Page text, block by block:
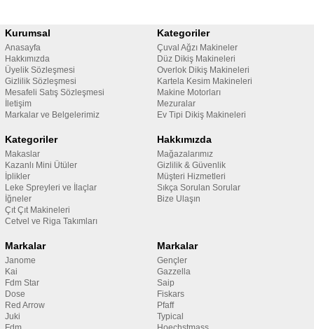
Kurumsal
Anasayfa
Hakkımızda
Üyelik Sözleşmesi
Gizlilik Sözleşmesi
Mesafeli Satış Sözleşmesi
İletişim
Markalar ve Belgelerimiz
Kategoriler
Çuval Ağzı Makineler
Düz Dikiş Makineleri
Overlok Dikiş Makineleri
Kartela Kesim Makineleri
Makine Motorları
Mezuralar
Ev Tipi Dikiş Makineleri
Kategoriler
Makaslar
Kazanlı Mini Ütüler
İplikler
Leke Spreyleri ve İlaçlar
İğneler
Çıt Çıt Makineleri
Cetvel ve Riga Takımları
Hakkımızda
Mağazalarımız
Gizlilik & Güvenlik
Müşteri Hizmetleri
Sıkça Sorulan Sorular
Bize Ulaşın
Markalar
Janome
Kai
Fdm Star
Dose
Red Arrow
Juki
Markalar
Gençler
Gazzella
Saip
Fiskars
Pfaff
Typical